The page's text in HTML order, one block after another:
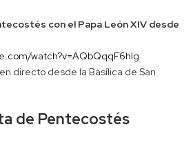
con el Papa León XIV desde
watch?v=AQbQqqF6hlg
directo desde la Basílica de San
de Pentecostés